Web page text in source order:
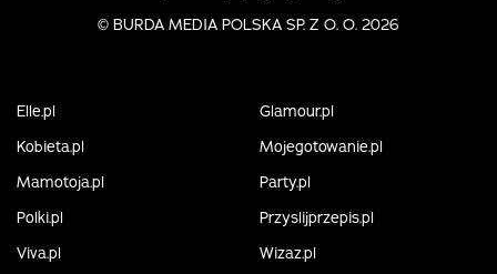
© BURDA MEDIA POLSKA SP. Z O. O. 2026
Elle.pl
Glamour.pl
Kobieta.pl
Mojegotowanie.pl
Mamotoja.pl
Party.pl
Polki.pl
Przyslijprzepis.pl
Viva.pl
Wizaz.pl